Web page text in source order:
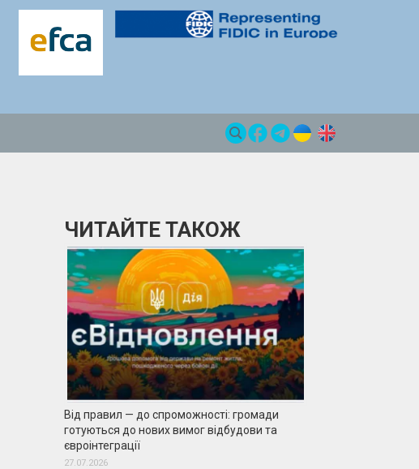
ЧИТАЙТЕ ТАКОЖ
Від правил — до спроможності: громади
готуються до нових вимог відбудови та
євроінтеграції
27.07.2026